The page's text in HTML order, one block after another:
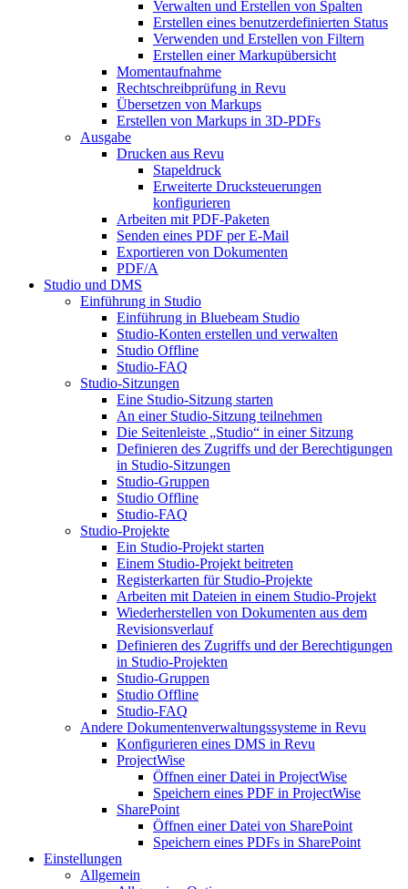
Verwalten und Erstellen von Spalten
Erstellen eines benutzerdefinierten Status
Verwenden und Erstellen von Filtern
Erstellen einer Markupübersicht
Momentaufnahme
Rechtschreibprüfung in Revu
Übersetzen von Markups
Erstellen von Markups in 3D-PDFs
Ausgabe
Drucken aus Revu
Stapeldruck
Erweiterte Drucksteuerungen
konfigurieren
Arbeiten mit PDF-Paketen
Senden eines PDF per E-Mail
Exportieren von Dokumenten
PDF/A
Studio und DMS
Einführung in Studio
Einführung in Bluebeam Studio
Studio-Konten erstellen und verwalten
Studio Offline
Studio-FAQ
Studio-Sitzungen
Eine Studio-Sitzung starten
An einer Studio-Sitzung teilnehmen
Die Seitenleiste „Studio“ in einer Sitzung
Definieren des Zugriffs und der Berechtigungen
in Studio-Sitzungen
Studio-Gruppen
Studio Offline
Studio-FAQ
Studio-Projekte
Ein Studio-Projekt starten
Einem Studio-Projekt beitreten
Registerkarten für Studio-Projekte
Arbeiten mit Dateien in einem Studio-Projekt
Wiederherstellen von Dokumenten aus dem
Revisionsverlauf
Definieren des Zugriffs und der Berechtigungen
in Studio-Projekten
Studio-Gruppen
Studio Offline
Studio-FAQ
Andere Dokumentenverwaltungssysteme in Revu
Konfigurieren eines DMS in Revu
ProjectWise
Öffnen einer Datei in ProjectWise
Speichern eines PDF in ProjectWise
SharePoint
Öffnen einer Datei von SharePoint
Speichern eines PDFs in SharePoint
Einstellungen
Allgemein